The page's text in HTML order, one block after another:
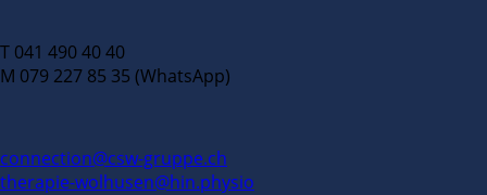
T 041 490 40 40
M 079 227 85 35 (WhatsApp)
connection@csw-gruppe.ch
therapie-wolhusen@hin.physio